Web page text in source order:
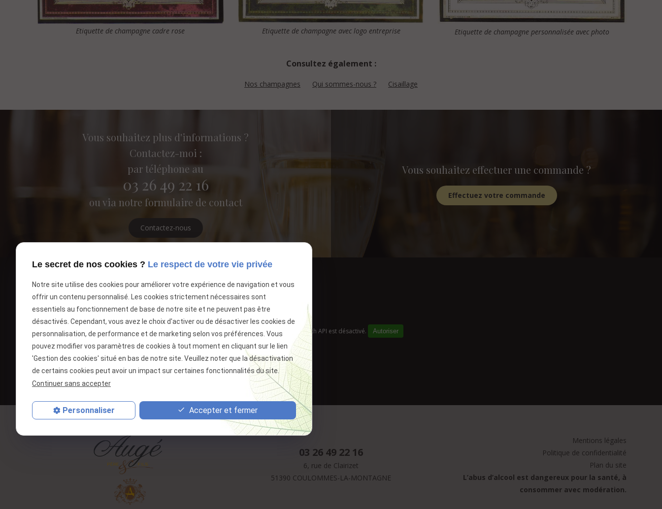
Etiquette de champagne cadre rose Etiquette de champagne avec logo entreprise Etiquette de champagne personnalisée avec photo
Consultez également :
Nos champagnes Qui sommes-nous ? Cisaillage
Vous souhaitez plus d'informations ?
Contactez-moi :
par téléphone au
03 26 49 22 16
ou via notre formulaire de contact
Contactez-nous
Vous souhaitez effectuer une commande ?
Effectuez votre commande
Google Maps Search API est désactivé. Autoriser
03 26 49 22 16
6, rue de Clairizet
51390 COULOMMES-LA-MONTAGNE
Mentions légales
Politique de confidentialité
Plan du site
L’abus d’alcool est dangereux pour la santé, à
consommer avec modération.
Le secret de nos cookies ? Le respect de votre vie privée
Notre site utilise des cookies pour améliorer votre expérience de navigation et vous
offrir un contenu personnalisé. Les cookies strictement nécessaires sont
essentiels au fonctionnement de base de notre site et ne peuvent pas être
désactivés. Cependant, vous avez le choix d'activer ou de désactiver les cookies de
personnalisation, de performance et de marketing selon vos préférences. Vous
pouvez modifier vos paramètres de cookies à tout moment en cliquant sur le lien
'Gestion des cookies' situé en bas de notre site. Veuillez noter que la désactivation
de certains cookies peut avoir un impact sur certaines fonctionnalités du site.
Continuer sans accepter
Personnaliser Accepter et fermer